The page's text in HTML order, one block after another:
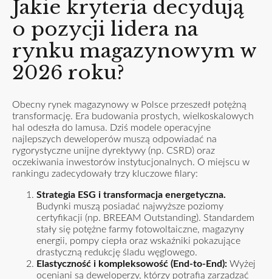
Jakie kryteria decydują
o pozycji lidera na
rynku magazynowym w
2026 roku?
Obecny rynek magazynowy w Polsce przeszedł potężną
transformację. Era budowania prostych, wielkoskalowych
hal odeszła do lamusa. Dziś modele operacyjne
najlepszych deweloperów muszą odpowiadać na
rygorystyczne unijne dyrektywy (np. CSRD) oraz
oczekiwania inwestorów instytucjonalnych. O miejscu w
rankingu zadecydowały trzy kluczowe filary:
Strategia ESG i transformacja energetyczna.
Budynki muszą posiadać najwyższe poziomy
certyfikacji (np. BREEAM Outstanding). Standardem
stały się potężne farmy fotowoltaiczne, magazyny
energii, pompy ciepła oraz wskaźniki pokazujące
drastyczną redukcję śladu węglowego.
Elastyczność i kompleksowość (End-to-End): Wyżej
oceniani są deweloperzy, którzy potrafią zarządzać